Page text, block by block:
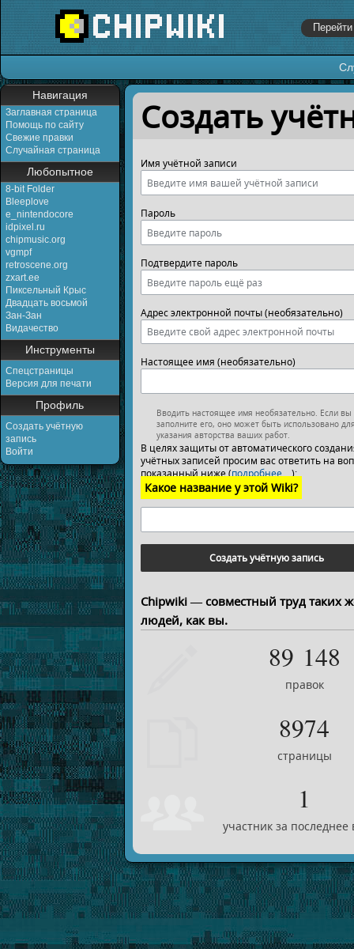
Навигация
Заглавная страница
Помощь по сайту
Свежие правки
Случайная страница
Любопытное
8-bit Folder
Bleeplove
e_nintendocore
idpixel.ru
chipmusic.org
vgmpf
retroscene.org
zxart.ee
Пиксельный Крыс
Двадцать восьмой
Зан-Зан
Видачество
Инструменты
Спецстраницы
Версия для печати
Профиль
Создать учётную
запись
Войти
Перейти к:навигация,поиск
Создать
Имя учётной записи
Пароль
Подтвердите пароль
Адрес электронной почты (необязательно)
Настоящее имя (необязательно)
Вводить настоящее имя необязательно. Если вы
заполните его, оно может быть использовано
указания авторства ваших работ.
В целях защиты от автоматического
учётных записей просим вас ответить на
показанный ниже (подробнее…):
Какое название у этой Wiki?
Создать учётную запись
Chipwiki — совместный труд таких
людей, как вы.
89 148
правок
8974
страницы
1
участник за последнее